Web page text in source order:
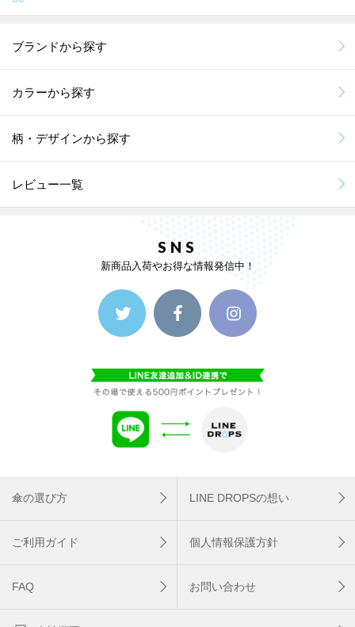
ブランドから探す
カラーから探す
柄・デザインから探す
レビュー一覧
SNS
新商品入荷やお得な情報発信中！
傘の選び方 LINE DROPSの想い
ご利用ガイド 個人情報保護方針
FAQ お問い合わせ